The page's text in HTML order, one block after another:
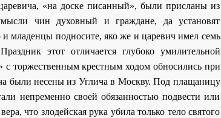
«на доске писанный», были присланы из
чин духовный и граждане, да установят
младенцы подносите, яко же и царевич имел семь
этот отличается глубоко умилительной
с торжественным крестным ходом обносились при
были несены из Углича в Москву. Под плащаницу
непременно своей обязанностью подвести или
что злодейская рука убила только тело святого